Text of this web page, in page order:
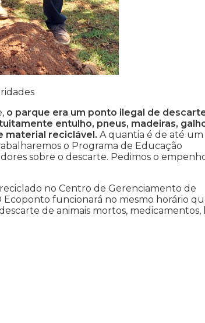
o parque era um ponto ilegal de
entulho, pneus, madeiras,
material reciclável. A quantia é de até um
o Programa de Educação
sobre o descarte. Pedimos o
no Centro de Gerenciamento de
Ecoponto funcionará no mesmo horário
de animais mortos, medicamentos,